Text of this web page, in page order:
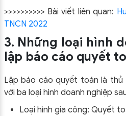
>>>>>>>>>> Bài viết liên quan:
TNCN 2022
3. Những loại hình
lập báo cáo quyết
Lập báo cáo quyết toán là
với ba loại hình doanh nghiệp
Loại hình gia công: Quyết